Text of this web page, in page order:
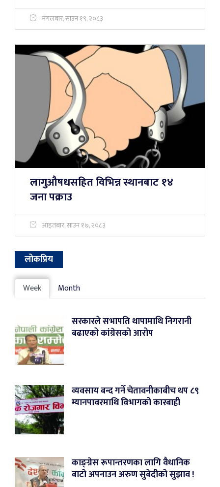
मंगलबार, साउन १९, २०८३
लागुऔषधसहित विभिन्न स्थानबाट १४
जना पक्राउ
आइतबार, साउन १७, २०८३
लोकप्रिय
Week Month
सरकारले सभापति थापामाथि निगरानी
बढाएको कांग्रेसको आरोप
व्यवसाय बन्द गर्ने चेतावनीकाबीच थप ८९
म्यानपावरमाथि विभागको कारबाही
काङ्ग्रेस रूपान्तरणका लागि वैधानिक
बाटो अपनाउन अरुण सुबेदीको सुझाव !